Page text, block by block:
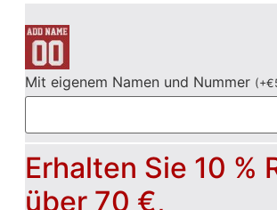
Mit eigenem Namen und Nummer (+€
Erhalten Sie 10 %
über 70 €,